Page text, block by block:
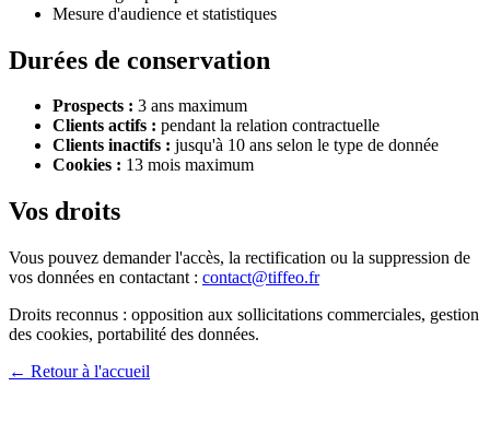
Mesure d'audience et statistiques
Durées de conservation
Prospects : 3 ans maximum
Clients actifs : pendant la relation contractuelle
Clients inactifs : jusqu'à 10 ans selon le type de donnée
Cookies : 13 mois maximum
Vos droits
Vous pouvez demander l'accès, la rectification ou la suppression de
vos données en contactant : contact@tiffeo.fr
Droits reconnus : opposition aux sollicitations commerciales, gestion
des cookies, portabilité des données.
← Retour à l'accueil